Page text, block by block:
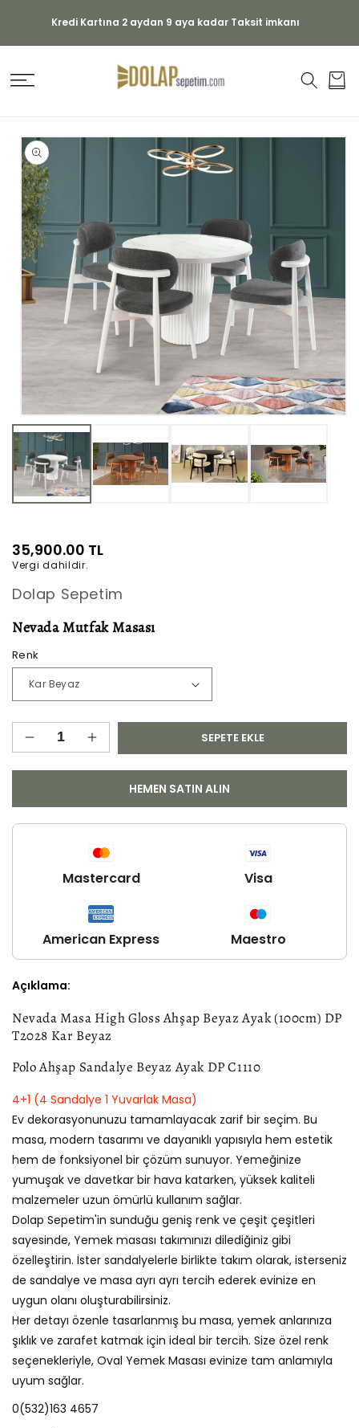
Kredi Kartına 2 aydan 9 aya kadar Taksit imkanı
Sepet
ÜRÜN
BILGISINE
ATLA
Medya
1
modda
oynatın
Normal
fiyat
35,900.00 TL
Vergi dahildir.
Dolap Sepetim
Nevada Mutfak Masası
Renk
Nevada
adedi
azaltın
Nevada
adedi
artırın
SEPETE EKLE
HEMEN SATIN ALIN
Mastercard Visa
American Express Maestro
Açıklama:
Nevada Masa High Gloss Ahşap Beyaz Ayak (100cm) DP
T2028 Kar Beyaz
Polo Ahşap Sandalye Beyaz Ayak DP C1110
4+1 (4 Sandalye 1 Yuvarlak Masa)
Ev dekorasyonunuzu tamamlayacak zarif bir seçim. Bu
masa, modern tasarımı ve dayanıklı yapısıyla hem estetik
hem de fonksiyonel bir çözüm sunuyor. Yemeğinize
yumuşak ve davetkar bir hava katarken, yüksek kaliteli
malzemeler uzun ömürlü kullanım sağlar.
Dolap Sepetim'in sunduğu geniş renk ve çeşit çeşitleri
sayesinde, Yemek masası takımınızı dilediğiniz gibi
özelleştirin. İster sandalyelerle birlikte takım olarak, isterseniz
de sandalye ve masa ayrı ayrı tercih ederek evinize en
uygun olanı oluşturabilirsiniz.
Her detayı özenle tasarlanmış bu masa, yemek anlarınıza
şıklık ve zarafet katmak için ideal bir tercih. Size özel renk
seçenekleriyle, Oval Yemek Masası evinize tam anlamıyla
uyum sağlar.
0(532)163 4657